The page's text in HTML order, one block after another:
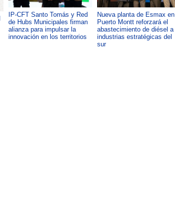
IP-CFT Santo Tomás y Red
de Hubs Municipales firman
alianza para impulsar la
innovación en los territorios
Nueva planta de Esmax en
Puerto Montt reforzará el
abastecimiento de diésel a
industrias estratégicas del
sur